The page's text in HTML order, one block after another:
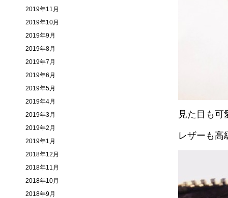
見た目も可
レザーも
2019年11月
2019年10月
2019年9月
2019年8月
2019年7月
2019年6月
2019年5月
2019年4月
2019年3月
2019年2月
2019年1月
2018年12月
2018年11月
2018年10月
2018年9月